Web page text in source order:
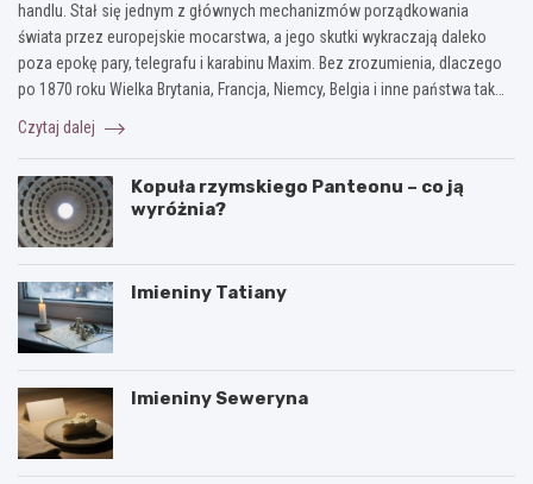
handlu. Stał się jednym z głównych mechanizmów porządkowania
świata przez europejskie mocarstwa, a jego skutki wykraczają daleko
poza epokę pary, telegrafu i karabinu Maxim. Bez zrozumienia, dlaczego
po 1870 roku Wielka Brytania, Francja, Niemcy, Belgia i inne państwa tak…
Czytaj dalej
Kopuła rzymskiego Panteonu – co ją
wyróżnia?
Imieniny Tatiany
Imieniny Seweryna